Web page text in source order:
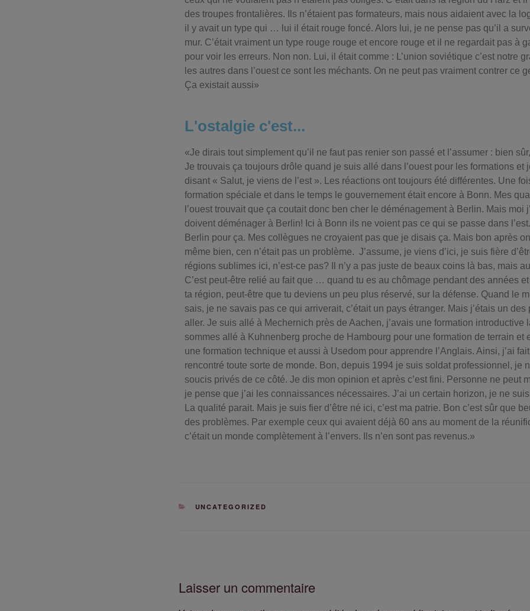
des troupes frontalières. Ils n’étaient pas formateurs, mais nous aidaient avec la
il y avait un type qui … lui il était rouge foncé. Alors lui, je ne pense pas qu’il a
mur. C’était vraiment un type rouge rouge et encore rouge et il ne regardait pas à
pour voir les erreurs. Non non. Lui, il était comme : L’union soviétique c’est notre
les autres dans l’ouest ce sont les méchants. On ne peut pas vraiment contrer ce
Ça existait aussi»
L'ostalgie c'est...
«Je dirais tout simplement qu’il ne faut pas renier son passé et l’assumer : bien
Je trouvais ça toujours drôle quand je suis allé dans l’ouest pour les formations et
disant « Salut, je viens de l’est ». Les réactions ont toujours été différentes. Une
formation spéciale et dans le temps le gouvernement était encore à Bonn. Mes
l’ouest trouvait que ça coutait donc ben cher le déménagement à Berlin. Mais moi
doivent déménager à Berlin! Ici à Bonn ils ne voient pas ce qui se passe dans
Berlin pour ça. Mes collègues ne croyaient pas que je disais ça. Mais bon après
même bien, cen n’était pas un problème. J’assume, je viens d’ici, je suis fière
régions sublimes ici, n’est-ce pas? Il n’y a pas juste de beaux coins là bas, mais
C’est peut-être relié au fait que … quand tu es au chômage pendant des années
ta région, peut-être que tu deviens un peu plus réservé, sur la défense. Quand le
sais, je ne savais pas ce qui arriverait, c’était un pays étranger. Mais j’étais un
aller. Je suis allé à Mechernich près de Aachen, j’avais une formation introductive
sommes allé à Kuhnenberg proche de Hambourg pour une formation de terrain et
une formation technique et aussi à Usedom pour apprendre l’Anglais. Ainsi, j’ai fait
rencontré toute sorte de monde. Bon, depuis 1994 je suis soldat professionnel, je
soucis privés de ce côté. Je dis mon opinion et après c’est fini. Personne ne peut
je pense que j’ai les connaissances nécessaires. J’ai un certain horizon, je ne
La qualité parait. Mais je suis fier d’être né ici, c’est ma patrie. Bon c’est sûr que
des problèmes. Par exemple ceux qui avaient déjà 60 ans au moment de la
c’était un monde complètement à l’envers. Ils n’en sont pas revenus.»
UNCATEGORIZED
Laisser un commentaire